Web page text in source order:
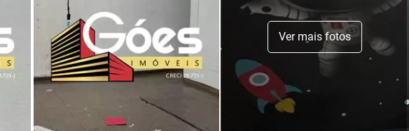
Ver mais fotos